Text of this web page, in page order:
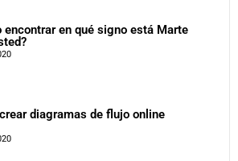
encontrar en qué signo está Marte
diagramas de flujo online